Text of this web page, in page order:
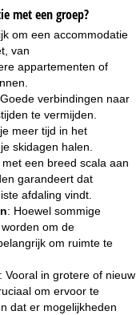
met een groep?
om een accommodatie
van
appartementen of
verbindingen naar
te vermijden.
meer tijd in het
skidagen halen.
een breed scala aan
garandeert dat
afdaling vindt.
: Hoewel sommige
om de
om ruimte te
: Vooral in grotere of nieuw
om ervoor te
dat er mogelijkheden